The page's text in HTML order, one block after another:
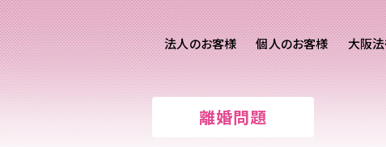
法人のお客様 個人のお客様
個人のお客様ご相談
大阪
離婚問題